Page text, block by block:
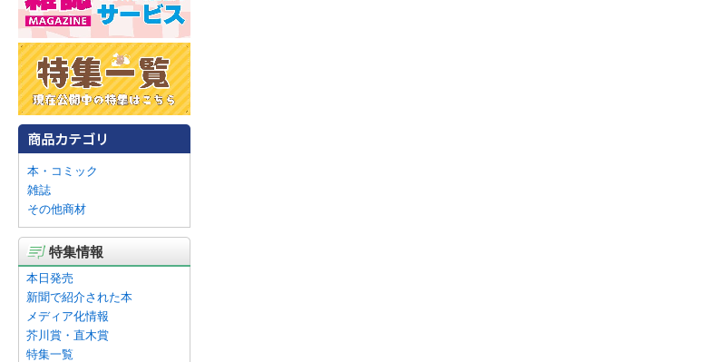
本・コミック
雑誌
その他商材
特集情報
本日発売
新聞で紹介された本
メディア化情報
芥川賞・直木賞
特集一覧